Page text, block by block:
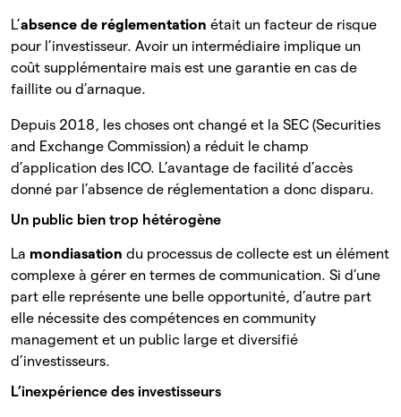
L’absence de réglementation était un facteur de risque
pour l’investisseur. Avoir un intermédiaire implique un
coût supplémentaire mais est une garantie en cas de
faillite ou d’arnaque.
Depuis 2018, les choses ont changé et la SEC (Securities
and Exchange Commission) a réduit le champ
d’application des ICO. L’avantage de facilité d’accès
donné par l’absence de réglementation a donc disparu.
Un public bien trop hétérogène
La mondiasation du processus de collecte est un élément
complexe à gérer en termes de communication. Si d’une
part elle représente une belle opportunité, d’autre part
elle nécessite des compétences en community
management et un public large et diversifié
d’investisseurs.
L’inexpérience des investisseurs